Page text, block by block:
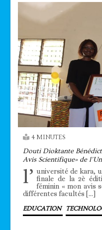
4 MINUTES
Douti Dioktante
Avis Scientifique» de
l’ université de kara,
finale de la 2è
féminin « mon avis
différentes facultés […]
EDUCATION